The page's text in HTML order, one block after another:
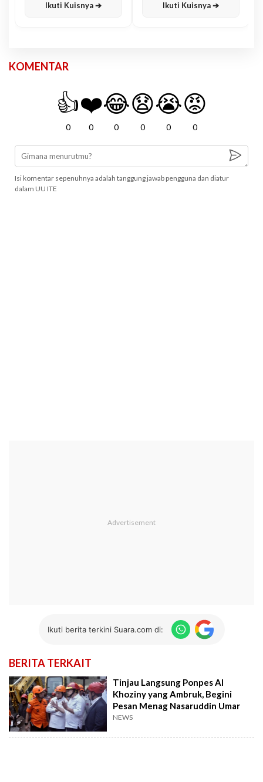
Ikuti Kuisnya ➔ Ikuti Kuisnya ➔
KOMENTAR
👍
0
❤️
0
😂
0
😧
0
😭
0
😡
0
Isi komentar sepenuhnya adalah tanggung jawab pengguna dan diatur
dalam UU ITE
Ikuti berita terkini Suara.com di:
BERITA TERKAIT
Tinjau Langsung Ponpes Al
Khoziny yang Ambruk, Begini
Pesan Menag Nasaruddin Umar
NEWS